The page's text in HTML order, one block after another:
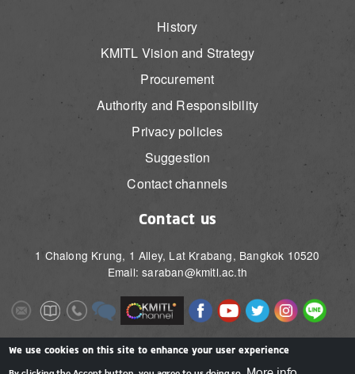
History
KMITL Vision and Strategy
Procurement
Authority and Responsibility
Privacy policies
Suggestion
Contact channels
Contact us
1 Chalong Krung, 1 Alley, Lat Krabang, Bangkok 10520
Email: saraban@kmitl.ac.th
ImageImageImageImage Image ImageImageImageImageImage
Image Image
We use cookies on this site to enhance your user experience